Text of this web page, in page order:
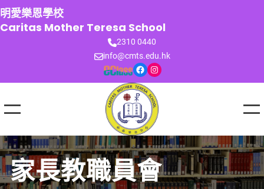
跳
至
主
明愛樂恩學校
Caritas Mother Teresa School
2310 0440
info@cmts.edu.hk
Facebook Instagram
家長教職員會